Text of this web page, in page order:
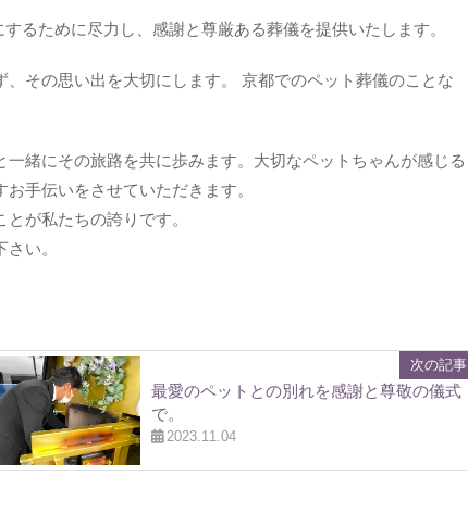
るために尽力し、感謝と尊厳ある葬儀を提供いたします。
その思い出を大切にします。 京都でのペット葬儀のことな
緒にその旅路を共に歩みます。大切なペットちゃんが感じる
手伝いをさせていただきます。
が私たちの誇りです。
い。
次の記事
最愛のペットとの別れを感謝と尊敬の儀式
で。
2023.11.04